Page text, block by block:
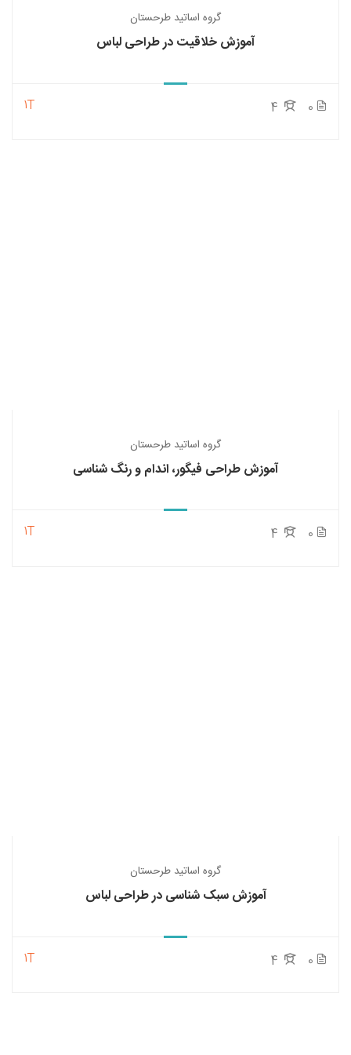
گروه اساتید طرحستان
آموزش خلاقیت در طراحی لباس
0
1T
گروه اساتید طرحستان
آموزش طراحی فیگور، اندام و رنگ شناسی
0
1T
گروه اساتید طرحستان
آموزش سبک شناسی در طراحی لباس
0
1T